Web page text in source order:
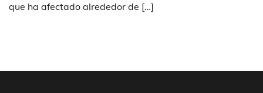
que ha afectado alrededor de […]